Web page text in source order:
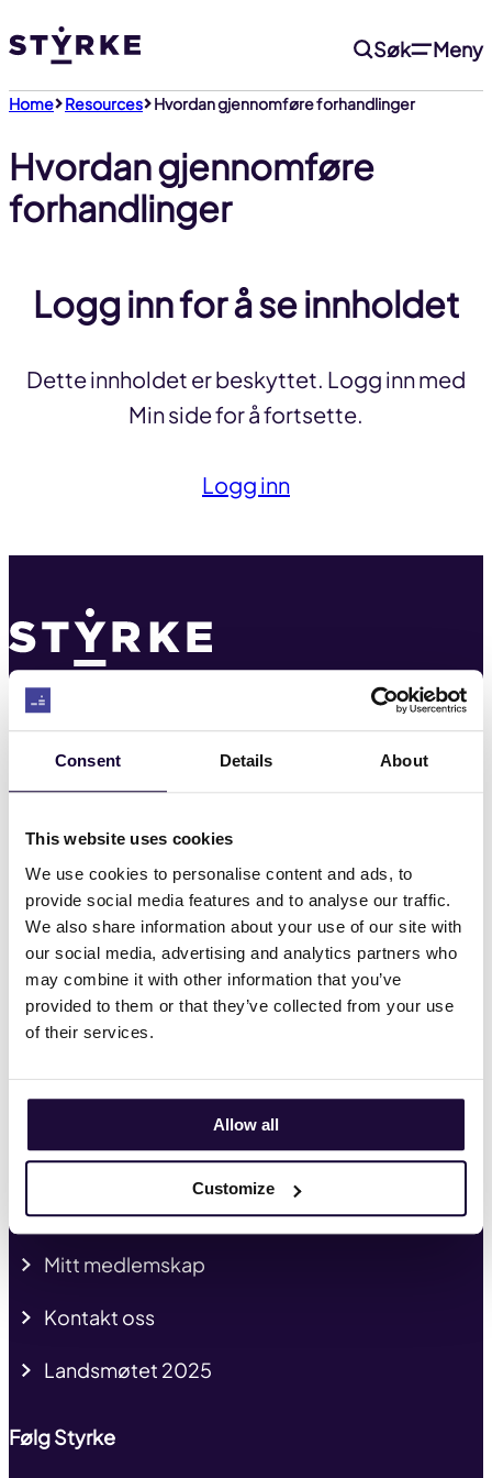
Consent Details About
This website uses cookies
We use cookies to personalise content and ads, to
provide social media features and to analyse our traffic.
We also share information about your use of our site with
our social media, advertising and analytics partners who
may combine it with other information that you’ve
provided to them or that they’ve collected from your use
of their services.
Allow all
Customize
til
innhold
Søk Meny
Home Resources Hvordan gjennomføre forhandlinger
Hvordan gjennomføre
forhandlinger
Logg inn for å se innholdet
Dette innholdet er beskyttet. Logg inn med
Min side for å fortsette.
Logg inn
Kontakt
22 03 22 00
Nyheter
Hvem er vi
Hva vi mener
Tariffavtaler
Kurs og kompetanse
Presse og profil
Mitt medlemskap
Kontakt oss
Landsmøtet 2025
Følg Styrke